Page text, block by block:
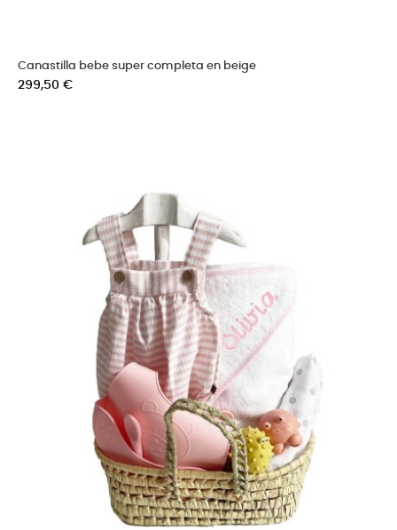
Canastilla bebe super completa en beige
Precio
299,50 €